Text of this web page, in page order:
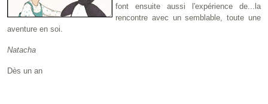
font ensuite aussi l'expérience de...la
rencontre avec un semblable, toute une
aventure en soi.
Natacha
Dès un an